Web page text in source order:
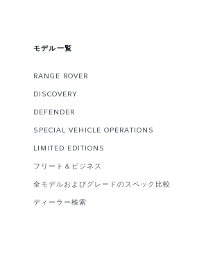
モデル一覧
RANGE ROVER
DISCOVERY
DEFENDER
SPECIAL VEHICLE OPERATIONS
LIMITED EDITIONS
フリート＆ビジネス
全モデルおよびグレードのスペック比較
ディーラー検索